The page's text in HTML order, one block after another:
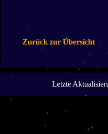
Zurück zur Übersicht
Letzte